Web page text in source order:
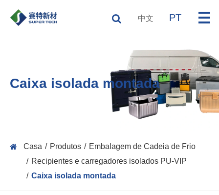
中文 PT
Caixa isolada montada
Casa Produtos
Embalagem de Cadeia de Frio
Recipientes e carregadores isolados PU-VIP
Caixa isolada montada